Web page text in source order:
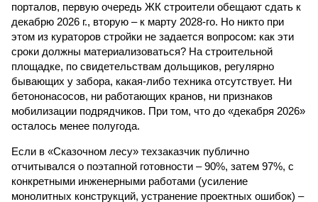
порталов, первую очередь ЖК строители обещают сдать к
декабрю 2026 г., вторую – к марту 2028-го. Но никто при
этом из кураторов стройки не задается вопросом: как эти
сроки должны материализоваться? На строительной
площадке, по свидетельствам дольщиков, регулярно
бывающих у забора, какая-либо техника отсутствует. Ни
бетононасосов, ни работающих кранов, ни признаков
мобилизации подрядчиков. При том, что до «декабря 2026»
осталось менее полугода.
Если в «Сказочном лесу» техзаказчик публично
отчитывался о поэтапной готовности – 90%, затем 97%, с
конкретными инженерными работами (усиление
монолитных конструкций, устранение проектных ошибок) –